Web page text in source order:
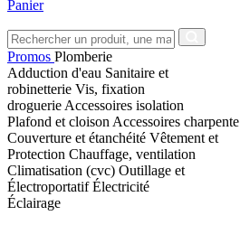
Panier
Promos Plomberie
Adduction d'eau Sanitaire et
robinetterie Vis, fixation
droguerie Accessoires isolation
Plafond et cloison Accessoires charpente
Couverture et étanchéité Vêtement et
Protection Chauffage, ventilation
Climatisation (cvc) Outillage et
ÉlectroportatifÉlectricité
Éclairage